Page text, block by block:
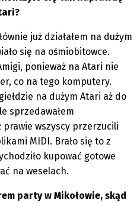
już działałem na dużym
się na ośmiobitowce.
ponieważ na Atari nie
co na tego komputery.
na dużym Atari aż do
sprzedawałem
wszyscy przerzucili
MIDI. Brało się to z
kupować gotowe
na weselach.
party w Mikołowie, skąd